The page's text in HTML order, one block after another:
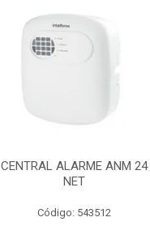
CENTRAL ALARME ANM 24
NET
Código: 543512